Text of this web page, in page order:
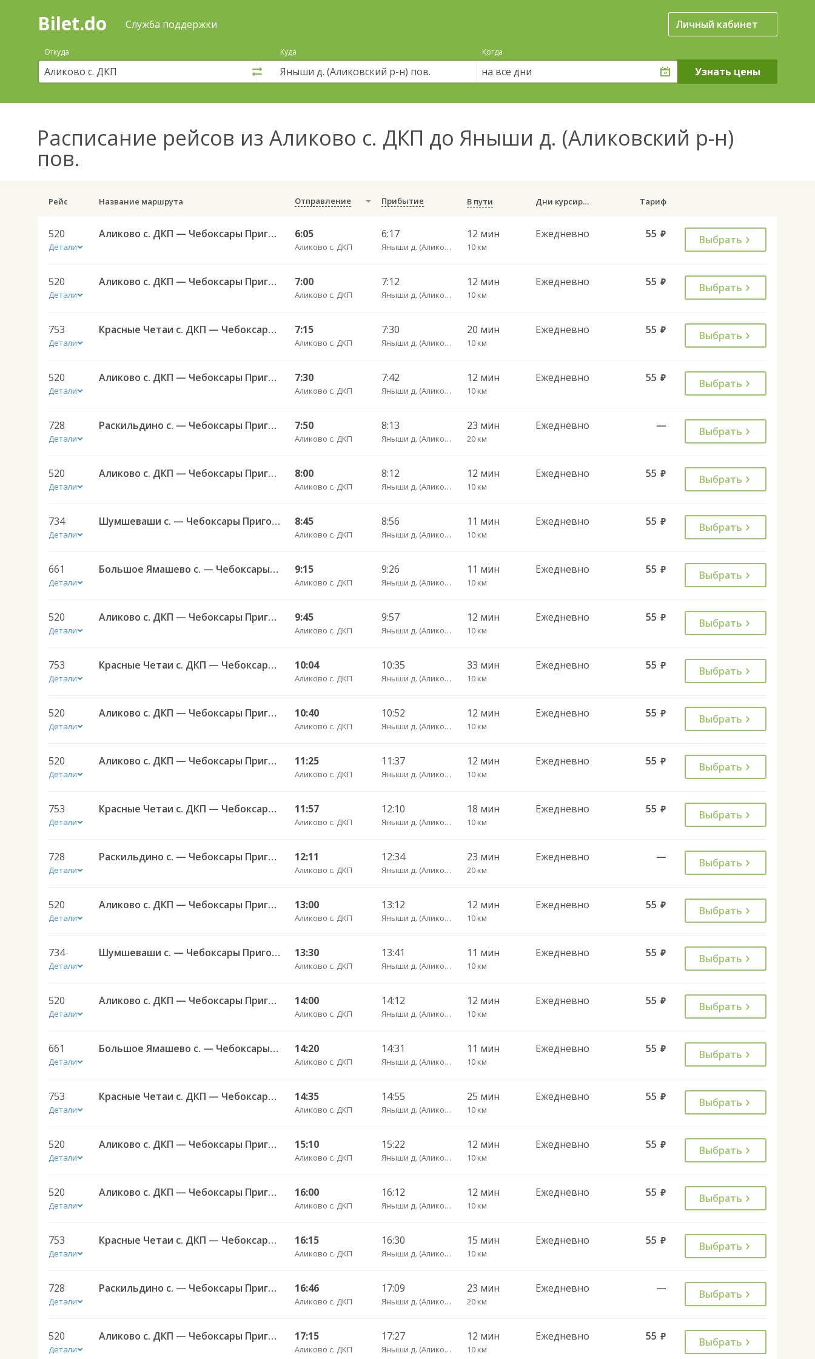
Поиск
покупка
билетов
автобус
онлайн
Bilet.do Служба поддержки Личный кабинет
Откуда Куда Когда
на все дни
Расписание рейсов из Аликово с. ДКП до Яныши д. (Аликовский р-н)
пов.
Рейс Название маршрута Отправление Прибытие В пути Дни курсирования Тариф
520
Детали
Аликово с. ДКП — Чебоксары Пригородный АВ 520 6:05
Аликово с. ДКП
6:17
Яныши д. (Аликовский р-н) пов.
12 мин
10 км
Ежедневно 55 руб. Выбрать
520
Детали
Аликово с. ДКП — Чебоксары Пригородный АВ 520 7:00
Аликово с. ДКП
7:12
Яныши д. (Аликовский р-н) пов.
12 мин
10 км
Ежедневно 55 руб. Выбрать
753
Детали
Красные Четаи с. ДКП — Чебоксары Пригородный АВ ч/з Аликово с. ДКП 753 7:15
Аликово с. ДКП
7:30
Яныши д. (Аликовский р-н) пов.
20 мин
10 км
Ежедневно 55 руб. Выбрать
520
Детали
Аликово с. ДКП — Чебоксары Пригородный АВ 520 7:30
Аликово с. ДКП
7:42
Яныши д. (Аликовский р-н) пов.
12 мин
10 км
Ежедневно 55 руб. Выбрать
728
Детали
Раскильдино с. — Чебоксары Пригородный АВ ч/з Орбаши д. 728 7:50
Аликово с. ДКП
8:13
Яныши д. (Аликовский р-н) пов.
23 мин
20 км
Ежедневно — Выбрать
520
Детали
Аликово с. ДКП — Чебоксары Пригородный АВ 520 8:00
Аликово с. ДКП
8:12
Яныши д. (Аликовский р-н) пов.
12 мин
10 км
Ежедневно 55 руб. Выбрать
734
Детали
Шумшеваши с. — Чебоксары Пригородный АВ 734 8:45
Аликово с. ДКП
8:56
Яныши д. (Аликовский р-н) пов.
11 мин
10 км
Ежедневно 55 руб. Выбрать
661
Детали
Большое Ямашево с. — Чебоксары Пригородный АВ 661 9:15
Аликово с. ДКП
9:26
Яныши д. (Аликовский р-н) пов.
11 мин
10 км
Ежедневно 55 руб. Выбрать
520
Детали
Аликово с. ДКП — Чебоксары Пригородный АВ 520 9:45
Аликово с. ДКП
9:57
Яныши д. (Аликовский р-н) пов.
12 мин
10 км
Ежедневно 55 руб. Выбрать
753
Детали
Красные Четаи с. ДКП — Чебоксары Пригородный АВ ч/з Аликово с. ДКП 753 10:04
Аликово с. ДКП
10:35
Яныши д. (Аликовский р-н) пов.
33 мин
10 км
Ежедневно 55 руб. Выбрать
520
Детали
Аликово с. ДКП — Чебоксары Пригородный АВ 520 10:40
Аликово с. ДКП
10:52
Яныши д. (Аликовский р-н) пов.
12 мин
10 км
Ежедневно 55 руб. Выбрать
520
Детали
Аликово с. ДКП — Чебоксары Пригородный АВ 520 11:25
Аликово с. ДКП
11:37
Яныши д. (Аликовский р-н) пов.
12 мин
10 км
Ежедневно 55 руб. Выбрать
753
Детали
Красные Четаи с. ДКП — Чебоксары Пригородный АВ ч/з Аликово с. ДКП 753 11:57
Аликово с. ДКП
12:10
Яныши д. (Аликовский р-н) пов.
18 мин
10 км
Ежедневно 55 руб. Выбрать
728
Детали
Раскильдино с. — Чебоксары Пригородный АВ ч/з Орбаши д. 728 12:11
Аликово с. ДКП
12:34
Яныши д. (Аликовский р-н) пов.
23 мин
20 км
Ежедневно — Выбрать
520
Детали
Аликово с. ДКП — Чебоксары Пригородный АВ 520 13:00
Аликово с. ДКП
13:12
Яныши д. (Аликовский р-н) пов.
12 мин
10 км
Ежедневно 55 руб. Выбрать
734
Детали
Шумшеваши с. — Чебоксары Пригородный АВ 734 13:30
Аликово с. ДКП
13:41
Яныши д. (Аликовский р-н) пов.
11 мин
10 км
Ежедневно 55 руб. Выбрать
520
Детали
Аликово с. ДКП — Чебоксары Пригородный АВ 520 14:00
Аликово с. ДКП
14:12
Яныши д. (Аликовский р-н) пов.
12 мин
10 км
Ежедневно 55 руб. Выбрать
661
Детали
Большое Ямашево с. — Чебоксары Пригородный АВ 661 14:20
Аликово с. ДКП
14:31
Яныши д. (Аликовский р-н) пов.
11 мин
10 км
Ежедневно 55 руб. Выбрать
753
Детали
Красные Четаи с. ДКП — Чебоксары Пригородный АВ ч/з Аликово с. ДКП 753 14:35
Аликово с. ДКП
14:55
Яныши д. (Аликовский р-н) пов.
25 мин
10 км
Ежедневно 55 руб. Выбрать
520
Детали
Аликово с. ДКП — Чебоксары Пригородный АВ 520 15:10
Аликово с. ДКП
15:22
Яныши д. (Аликовский р-н) пов.
12 мин
10 км
Ежедневно 55 руб. Выбрать
520
Детали
Аликово с. ДКП — Чебоксары Пригородный АВ 520 16:00
Аликово с. ДКП
16:12
Яныши д. (Аликовский р-н) пов.
12 мин
10 км
Ежедневно 55 руб. Выбрать
753
Детали
Красные Четаи с. ДКП — Чебоксары Пригородный АВ ч/з Аликово с. ДКП 753 16:15
Аликово с. ДКП
16:30
Яныши д. (Аликовский р-н) пов.
15 мин
10 км
Ежедневно 55 руб. Выбрать
728
Детали
Раскильдино с. — Чебоксары Пригородный АВ ч/з Орбаши д. 728 16:46
Аликово с. ДКП
17:09
Яныши д. (Аликовский р-н) пов.
23 мин
20 км
Ежедневно — Выбрать
520
Детали
Аликово с. ДКП — Чебоксары Пригородный АВ 520 17:15
Аликово с. ДКП
17:27
Яныши д. (Аликовский р-н) пов.
12 мин
10 км
Ежедневно 55 руб. Выбрать